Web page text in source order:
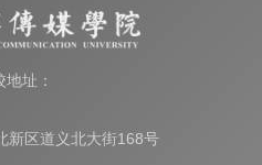
地址：
新区道义北大街168号